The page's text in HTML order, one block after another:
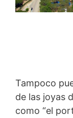
Tampoco
de las joyas
como “el